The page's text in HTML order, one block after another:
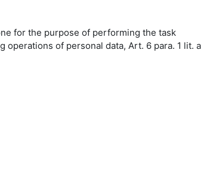
for the purpose of performing the task
operations of personal data, Art. 6 para. 1 lit. a